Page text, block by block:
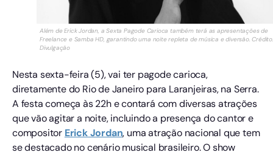
Além de Erick Jordan, a Sexta Pagode Carioca também terá as apresentações de
Freelance e Samba HD, garantindo uma noite repleta de música e diversão. Crédito:
Divulgação
Nesta sexta-feira (5), vai ter pagode carioca,
diretamente do Rio de Janeiro para Laranjeiras, na Serra.
A festa começa às 22h e contará com diversas atrações
que vão agitar a noite, incluindo a presença do cantor e
compositor Erick Jordan, uma atração nacional que tem
se destacado no cenário musical brasileiro. O show